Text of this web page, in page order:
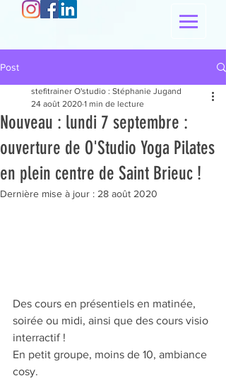
Post
Nouveau : lundi 7 septembre :
ouverture de O'Studio Yoga Pilates
en plein centre de Saint Brieuc !
stefitrainer O'studio : Stéphanie Jugand
24 août 2020 1 min de lecture
Dernière mise à jour : 28 août 2020
Des cours en présentiels en matinée,
soirée ou midi, ainsi que des cours visio
interractif !
En petit groupe, moins de 10, ambiance
cosy.